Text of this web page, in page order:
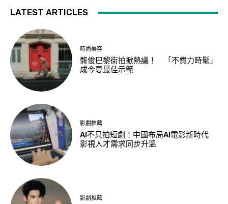
LATEST ARTICLES
時尚美容
龔俊巴黎街拍掀熱議！ 「不費力時髦」
成今夏最佳示範
影劇推薦
AI不只拍短劇！中國布局AI電影新時代
影視人才需求同步升溫
影劇推薦